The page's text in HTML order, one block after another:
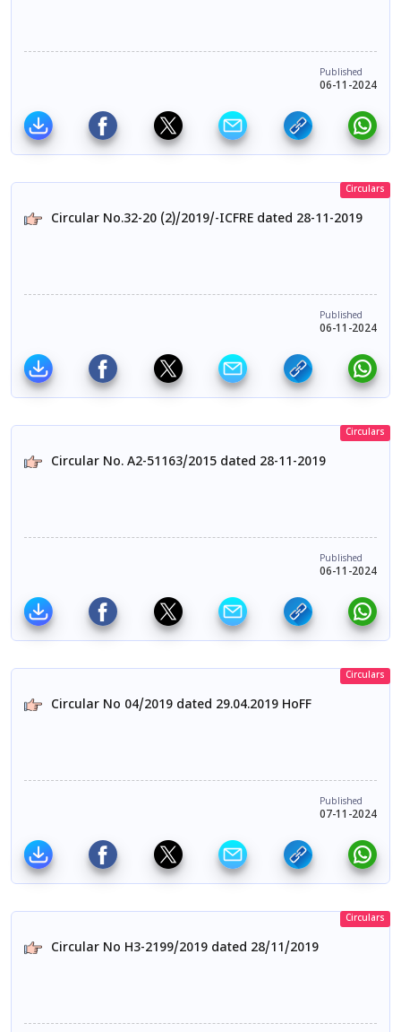
Published
06-11-2024
Circulars
Circular No.32-20 (2)/2019/-ICFRE dated 28-11-2019
Published
06-11-2024
Circulars
Circular No. A2-51163/2015 dated 28-11-2019
Published
06-11-2024
Circulars
Circular No 04/2019 dated 29.04.2019 HoFF
Published
07-11-2024
Circulars
Circular No H3-2199/2019 dated 28/11/2019